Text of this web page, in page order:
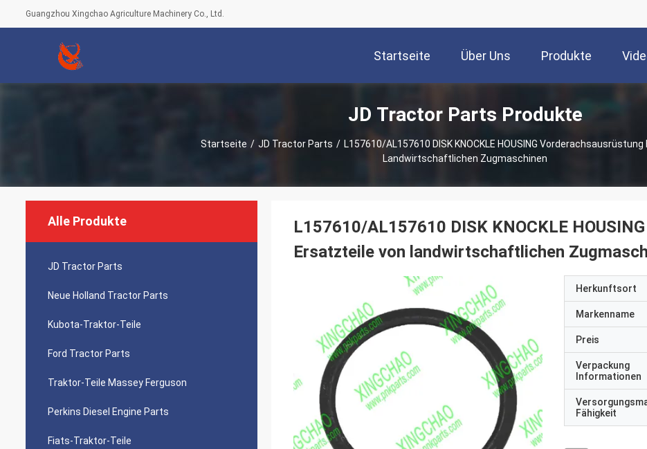
Guangzhou Xingchao Agriculture Machinery Co., Ltd.
Startseite Über Uns Produkte
JD Tractor Parts Produkte
Startseite / JD Tractor Parts / L157610/AL157610 DISK KNOCKLE HOUSING
Landwirtschaftlichen Zugmaschinen
Alle Produkte
JD Tractor Parts
Neue Holland Tractor Parts
Kubota-Traktor-Teile
Ford Tractor Parts
Traktor-Teile Massey Ferguson
Perkins Diesel Engine Parts
Fiats-Traktor-Teile
L157610/AL157610 DISK KNOCKLE
Ersatzteile von landwirtschaftlichen
Herkunftsort
Markenname
Preis
Verpackung
Informationen
Fähigkeit